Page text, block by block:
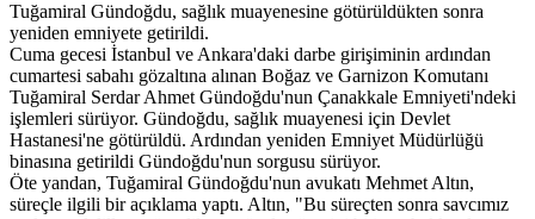
Tuğamiral Gündoğdu, sağlık muayenesine götürüldükten sonra
yeniden emniyete getirildi.
Cuma gecesi İstanbul ve Ankara'daki darbe girişiminin ardından
cumartesi sabahı gözaltına alınan Boğaz ve Garnizon Komutanı
Tuğamiral Serdar Ahmet Gündoğdu'nun Çanakkale Emniyeti'ndeki
işlemleri sürüyor. Gündoğdu, sağlık muayenesi için Devlet
Hastanesi'ne götürüldü. Ardından yeniden Emniyet Müdürlüğü
binasına getirildi Gündoğdu'nun sorgusu sürüyor.
Öte yandan, Tuğamiral Gündoğdu'nun avukatı Mehmet Altın,
süreçle ilgili bir açıklama yaptı. Altın, "Bu süreçten sonra savcımız